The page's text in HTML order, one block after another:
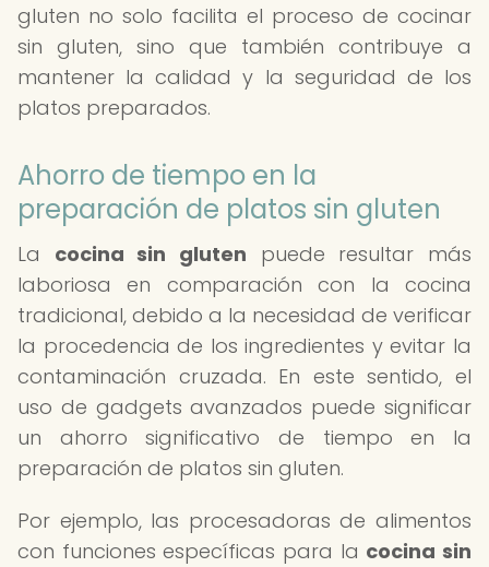
gluten no solo facilita el proceso de cocinar
sin gluten, sino que también contribuye a
mantener la calidad y la seguridad de los
platos preparados.
Ahorro de tiempo en la
preparación de platos sin gluten
La cocina sin gluten puede resultar más
laboriosa en comparación con la cocina
tradicional, debido a la necesidad de verificar
la procedencia de los ingredientes y evitar la
contaminación cruzada. En este sentido, el
uso de gadgets avanzados puede significar
un ahorro significativo de tiempo en la
preparación de platos sin gluten.
Por ejemplo, las procesadoras de alimentos
con funciones específicas para la cocina sin